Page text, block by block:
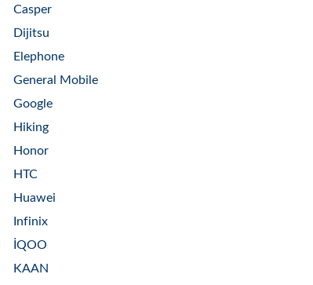
Casper
Dijitsu
Elephone
General Mobile
Google
Hiking
Honor
HTC
Huawei
Infinix
İQOO
KAAN